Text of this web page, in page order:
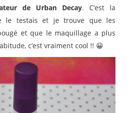
de Urban Decay. C’est la
le testais et je trouve que les
et que le maquillage a plus
c’est vraiment cool !! 😀